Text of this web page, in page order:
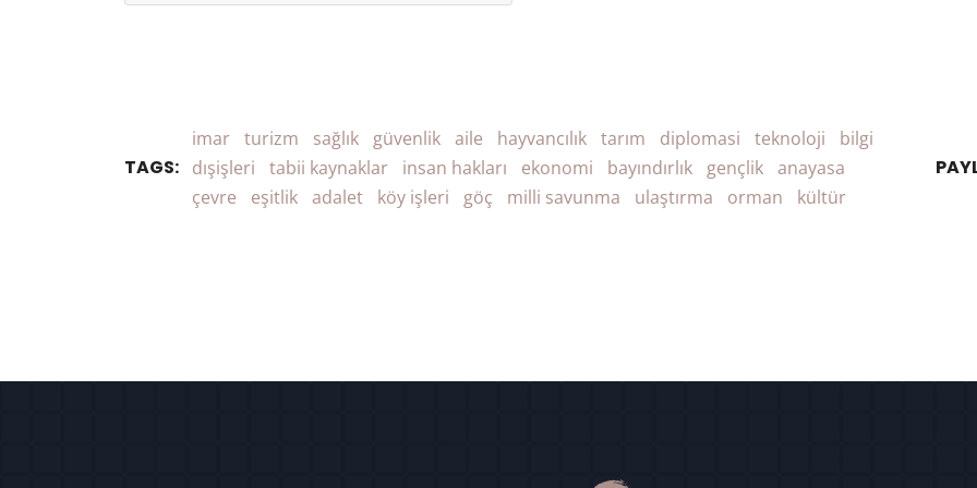
TAGS:
imar turizm sağlık güvenlik aile hayvancılık tarım diplomasi teknoloji
bilgi
dışişleri
tabii kaynaklar insan hakları ekonomi bayındırlık gençlik anayasa
çevre
eşitlik adalet köy işleri göç milli savunma ulaştırma orman kültür